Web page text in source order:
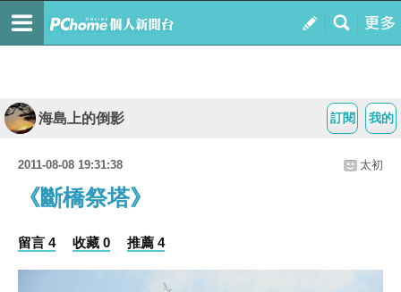
我的
訂閱
海島上的倒影
2011-08-08 19:31:38 太初
《斷橋祭塔》
留言 4 收藏 0 推薦 4